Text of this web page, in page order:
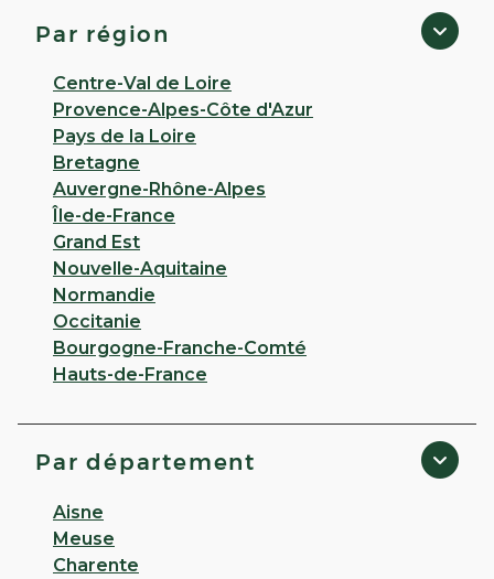
Click & Collect disponible
Fermé· Ouvre le 10 août à 09:00
2 PLACE CENTRALE ROGER REMOND 21800
Quetigny
Appeler
PLUS D'INFO
CHOISIR CETTE PHARMACIE
Par région
Centre-Val de Loire
Provence-Alpes-Côte d'Azur
Pays de la Loire
Bretagne
Auvergne-Rhône-Alpes
Île-de-France
Grand Est
Nouvelle-Aquitaine
Normandie
Occitanie
Bourgogne-Franche-Comté
Hauts-de-France
Par département
Aisne
Meuse
Charente